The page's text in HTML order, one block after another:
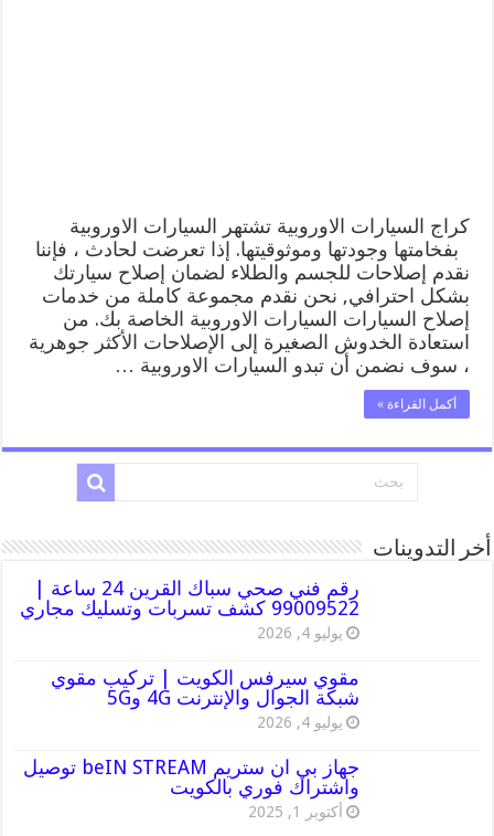
كراج السيارات الاوروبية تشتهر السيارات الاوروبية
بفخامتها وجودتها وموثوقيتها. إذا تعرضت لحادث ، فإننا
نقدم إصلاحات للجسم والطلاء لضمان إصلاح سيارتك
بشكل احترافي, نحن نقدم مجموعة كاملة من خدمات
إصلاح السيارات السيارات الاوروبية الخاصة بك. من
استعادة الخدوش الصغيرة إلى الإصلاحات الأكثر جوهرية
، سوف نضمن أن تبدو السيارات الاوروبية …
أكمل القراءة »
أخر التدوينات
رقم فني صحي سباك القرين 24 ساعة |
99009522 كشف تسربات وتسليك مجاري
يوليو 4, 2026
مقوي سيرفس الكويت | تركيب مقوي
شبكة الجوال والإنترنت 4G و5G
يوليو 4, 2026
جهاز بي ان ستريم beIN STREAM توصيل
واشتراك فوري بالكويت
أكتوبر 1, 2025